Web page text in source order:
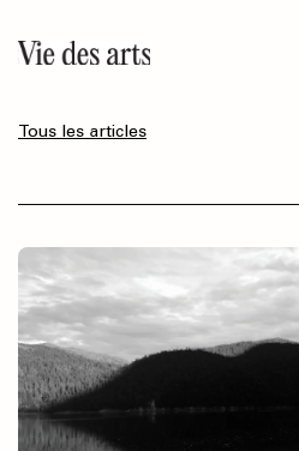
au
contenu
Tous les articles